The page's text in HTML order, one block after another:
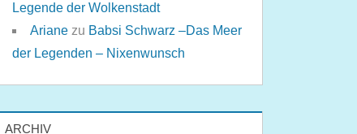
Legende der Wolkenstadt
Ariane zu Babsi Schwarz –Das Meer
der Legenden – Nixenwunsch
ARCHIV